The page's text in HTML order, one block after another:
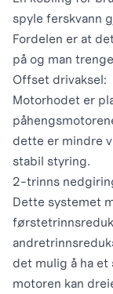
spyle ferskvann
Fordelen er at
på og man
Offset drivaksel:
Motorhodet er
dette er mindre
stabil styring.
2-trinns
Dette systemet
det mulig å ha
motoren kan